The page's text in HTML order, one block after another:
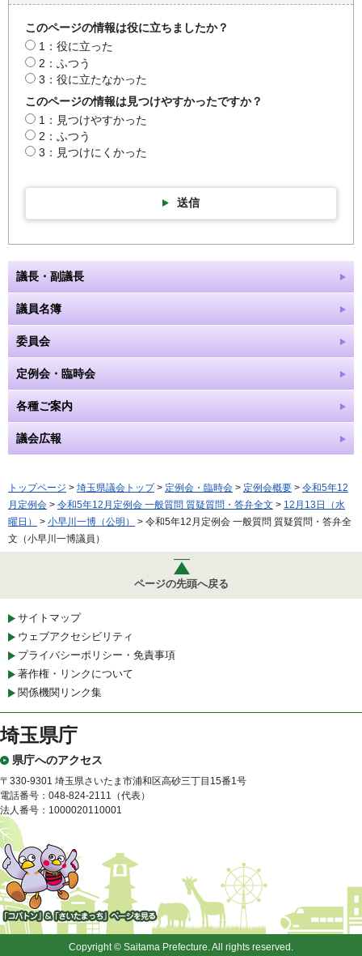
このページの情報は役に立ちましたか？
1：役に立った
2：ふつう
3：役に立たなかった
このページの情報は見つけやすかったですか？
1：見つけやすかった
2：ふつう
3：見つけにくかった
送信
議長・副議長
議員名簿
委員会
定例会・臨時会
各種ご案内
議会広報
トップページ > 埼玉県議会トップ> 定例会・臨時会 > 定例会概要 > 令和5年12
月定例会 > 令和5年12月定例会 一般質問 質疑質問・答弁全文 > 12月13日（水
曜日）
> 小早川一博（公明）
> 令和5年12月定例会 一般質問 質疑質問・答弁全
文（小早川一博議員）
ページの先頭へ戻る
サイトマップ
ウェブアクセシビリティ
プライバシーポリシー・免責事項
著作権・リンクについて
関係機関リンク集
埼玉県庁
県庁へのアクセス
〒330-9301 埼玉県さいたま市浦和区高砂三丁目15番1号
電話番号：048-824-2111（代表）
法人番号：1000020110001
「コバトン」&「さいたまっ
ち」
Copyright © Saitama Prefecture. All rights reserved.